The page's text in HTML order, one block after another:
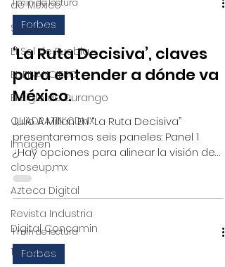
de México
Shafaqna
El Sol de Puebla
EL FINANCIERO
El Siglo de Durango
QUADRATIN CDMX
Imagen
closeup.mx
Azteca Digital
Revista Industria
Digital Concamin
11Noticias
1 min de lectura
Forbes
‘La Ruta Decisiva’, claves
para entender a dónde va
México.
Julio A Millán En “La Ruta Decisiva”
presentaremos seis paneles: Panel 1
¿Hay opciones para alinear la visión de
modelos IP-Sector...
1 min de lectura
Forbes